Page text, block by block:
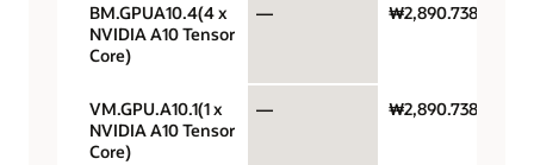
BM.GPUA10.4(4 x
NVIDIA A10 Tensor
Core)
— ₩2,890.7384
VM.GPU.A10.1(1 x
NVIDIA A10 Tensor
Core)
— ₩2,890.7384